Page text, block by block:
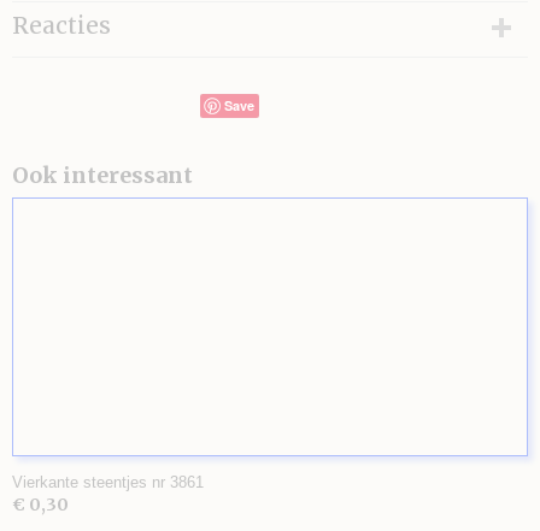
Reacties
Save
Ook interessant
Vierkante steentjes nr 3861
€ 0,30